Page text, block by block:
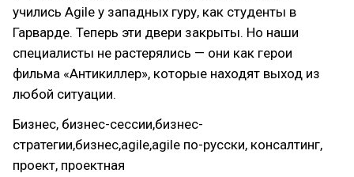
учились Agile у западных гуру, как студенты в
Гарварде. Теперь эти двери закрыты. Но наши
специалисты не растерялись — они как герои
фильма «Антикиллер», которые находят выход из
любой ситуации.
Бизнес, бизнес-сессии,бизнес-
стратегии,бизнес,agile,agile по-русски, консалтинг,
проект, проектная